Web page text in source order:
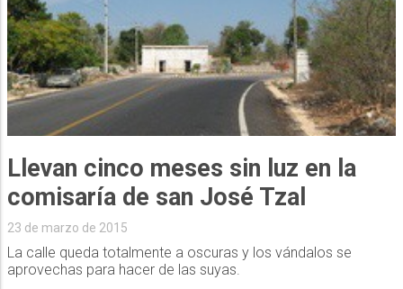
Llevan cinco meses sin luz en la
comisaría de san José Tzal
23 de marzo de 2015
La calle queda totalmente a oscuras y los vándalos se
aprovechas para hacer de las suyas.